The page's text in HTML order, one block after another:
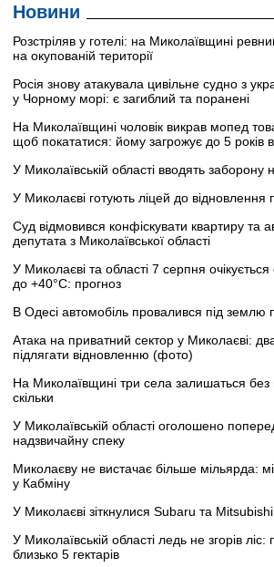
Новини
Розстріляв у готелі: на Миколаївщині
на окупованій території
Росія знову атакувала цивільне судно з
у Чорному морі: є загиблий та поранені
На Миколаївщині чоловік викрав мопед
щоб покататися: йому загрожує до 5 років
У Миколаївській області вводять заборону
У Миколаєві готують ліцей до відновлення
Суд відмовився конфіскувати квартиру та
депутата з Миколаївської області
У Миколаєві та області 7 серпня
до +40°C: прогноз
В Одесі автомобіль провалився під землю
Атака на приватний сектор у Миколаєві:
підлягати відновленню (фото)
На Миколаївщині три села залишаться без
скільки
У Миколаївській області оголошено
надзвичайну спеку
Миколаєву не вистачає більше мільярда:
у Кабміну
У Миколаєві зіткнулися Subaru та Mitsubishi
У Миколаївській області ледь не згорів
близько 5 гектарів